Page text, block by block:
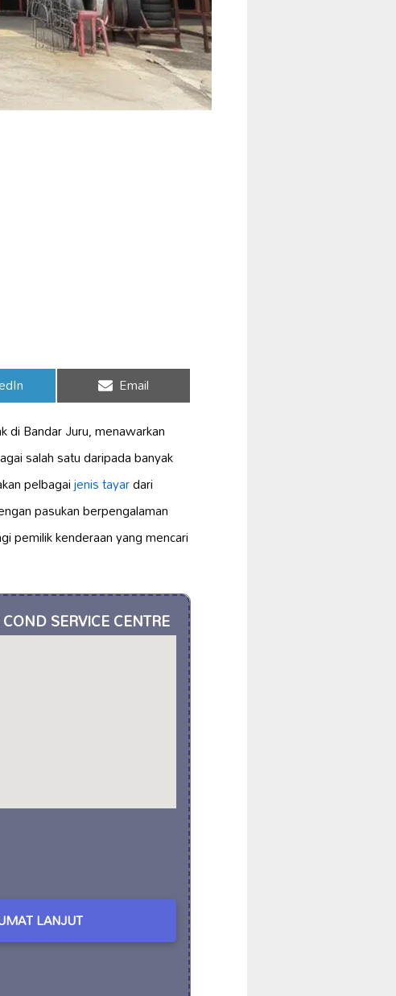
Share
on
Email
di Bandar Juru, menawarkan
salah satu daripada banyak
pelbagaijenis tayardari
pasukan berpengalaman
pemilik kenderaan yang mencari
SERVICE CENTRE
LANJUT